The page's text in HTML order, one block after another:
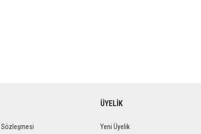
Sözleşmesi
ÜYELİK
Yeni Üyelik